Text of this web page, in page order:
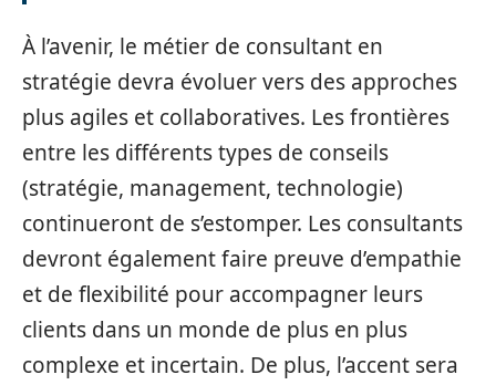
À l’avenir, le métier de consultant en
stratégie devra évoluer vers des approches
plus agiles et collaboratives. Les frontières
entre les différents types de conseils
(stratégie, management, technologie)
continueront de s’estomper. Les consultants
devront également faire preuve d’empathie
et de flexibilité pour accompagner leurs
clients dans un monde de plus en plus
complexe et incertain. De plus, l’accent sera